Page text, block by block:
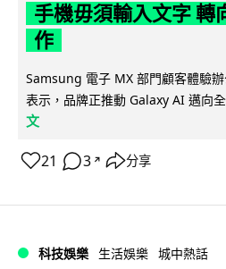
手機毋須輸入文字 轉
作
Samsung 電子 MX 部門顧客體驗
表示，品牌正推動 Galaxy AI 邁向
文
21 3 ↗ 分享
科技娛樂 生活娛樂 城中熱話